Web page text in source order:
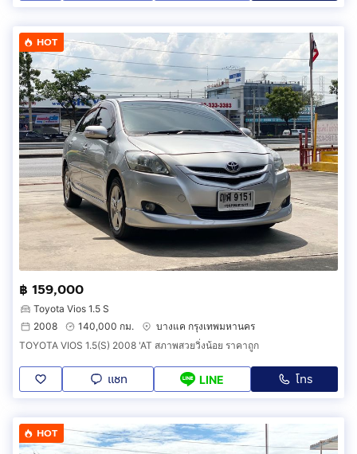
HOT
฿ 159,000
Toyota Vios 1.5 S
2008
140,000 กม.
บางแค กรุงเทพมหานคร
TOYOTA VIOS 1.5(S) 2008 'AT สภาพสวยวิ่งน้อย ราคาถูก
แชท LINE โทร
HOT